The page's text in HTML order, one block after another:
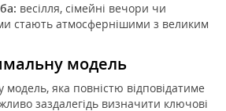
весілля, сімейні вечори чи
стають атмосфернішими з великим
модель
яка повністю відповідатиме
заздалегідь визначити ключові